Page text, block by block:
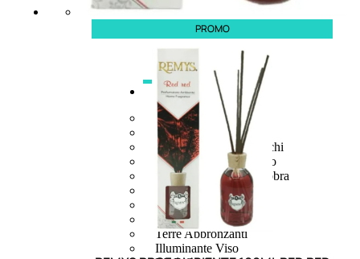
MAKE UP
Base/ Primer Occhi
Base/ Primer Viso
Palette E Cofanetti Occhi
Palette E Cofanetti Viso
Palette E Cofanetti Labbra
Fondotinta
Cipria
Fard/Blush
Terre Abbronzanti
Illuminante Viso
PROMO